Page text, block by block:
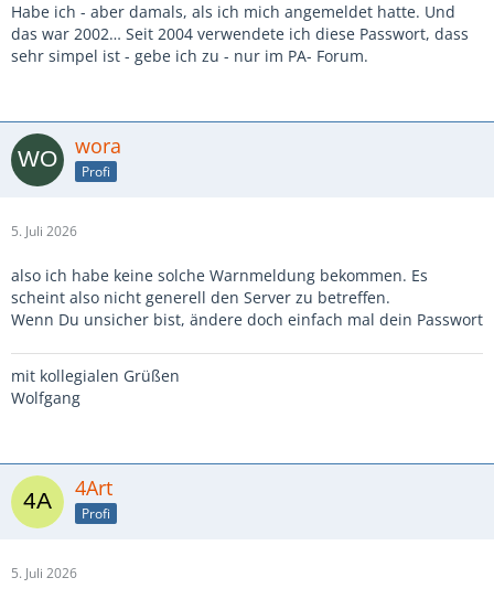
Habe ich - aber damals, als ich mich angemeldet hatte. Und
das war 2002… Seit 2004 verwendete ich diese Passwort, dass
sehr simpel ist - gebe ich zu - nur im PA- Forum.
wora
Profi
5. Juli 2026
also ich habe keine solche Warnmeldung bekommen. Es
scheint also nicht generell den Server zu betreffen.
Wenn Du unsicher bist, ändere doch einfach mal dein Passwort
mit kollegialen Grüßen
Wolfgang
4Art
Profi
5. Juli 2026